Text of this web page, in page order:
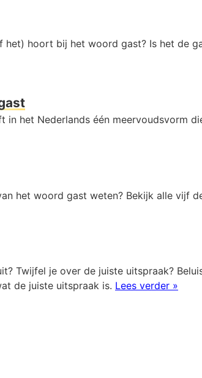
het) hoort bij het woord gast? Is het de
in het Nederlands één meervoudsvorm
het woord gast weten? Bekijk alle vijf
Twijfel je over de juiste uitspraak?
de juiste uitspraak is. Lees verder »